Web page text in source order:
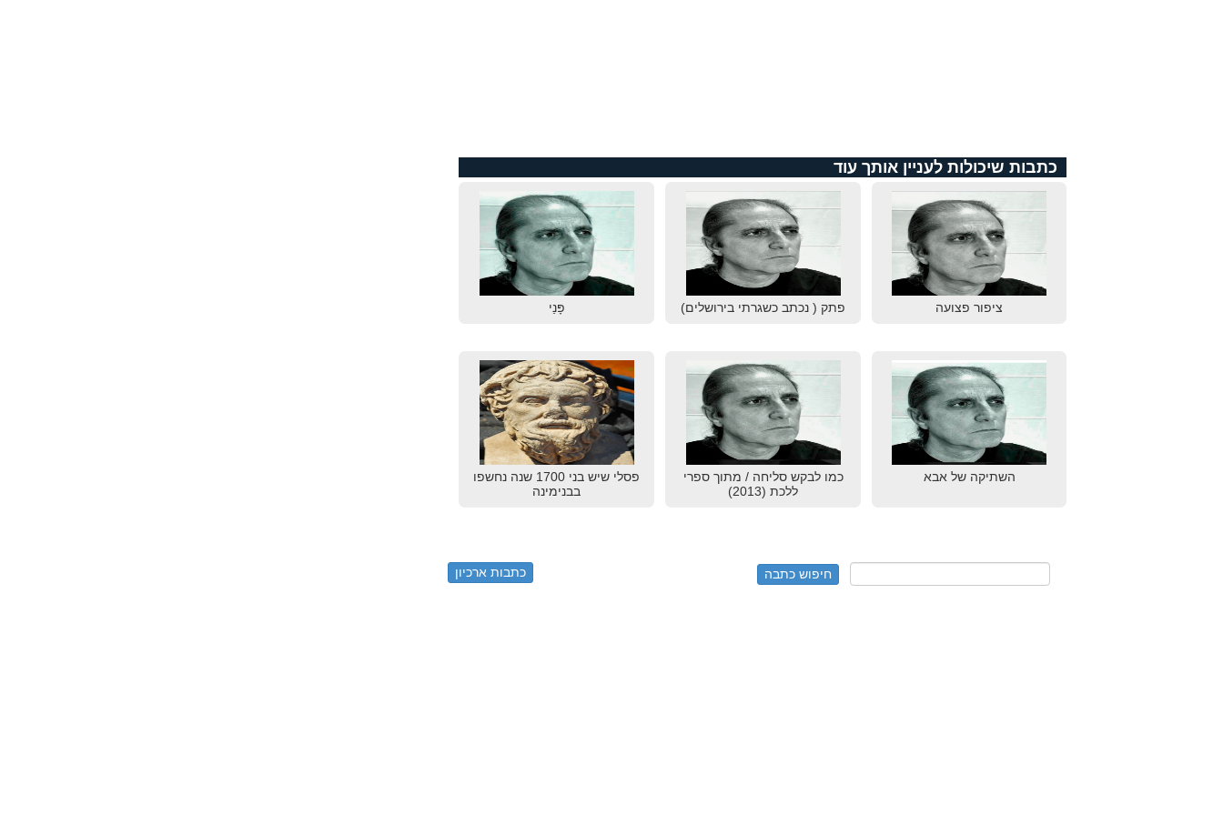
כתבות שיכולות לעניין אותך עוד
ציפור פצועה פתק ( נכתב כשגרתי בירושלים) פָּנַי
השתיקה של אבא
כמו לבקש סליחה / מתוך ספרי
ללכת (2013)
פסלי שיש בני 1700 שנה נחשפו
בבנימינה
כתבות ארכיון